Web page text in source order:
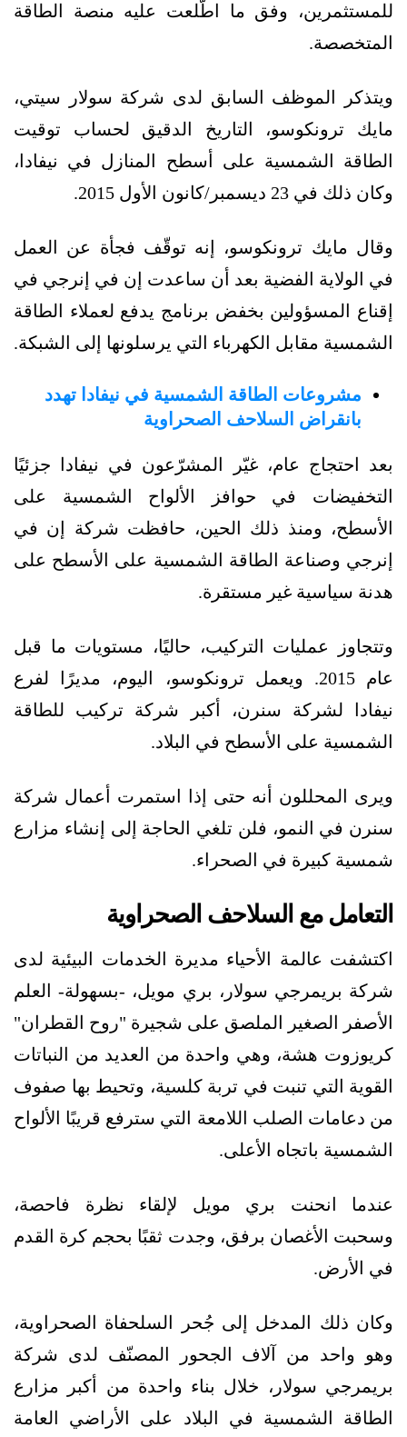
للمستثمرين، وفق ما اطّلعت عليه منصة الطاقة
المتخصصة.
ويتذكر الموظف السابق لدى شركة سولار سيتي،
مايك ترونكوسو، التاريخ الدقيق لحساب توقيت
الطاقة الشمسية على أسطح المنازل في نيفادا،
وكان ذلك في 23 ديسمبر/كانون الأول 2015.
وقال مايك ترونكوسو، إنه توقّف فجأة عن العمل
في الولاية الفضية بعد أن ساعدت إن في إنرجي في
إقناع المسؤولين بخفض برنامج يدفع لعملاء الطاقة
الشمسية مقابل الكهرباء التي يرسلونها إلى الشبكة.
مشروعات الطاقة الشمسية في نيفادا تهدد
بانقراض السلاحف الصحراوية
بعد احتجاج عام، غيّر المشرّعون في نيفادا جزئيًا
التخفيضات في حوافز الألواح الشمسية على
الأسطح، ومنذ ذلك الحين، حافظت شركة إن في
إنرجي وصناعة الطاقة الشمسية على الأسطح على
هدنة سياسية غير مستقرة.
وتتجاوز عمليات التركيب، حاليًا، مستويات ما قبل
عام 2015. ويعمل ترونكوسو، اليوم، مديرًا لفرع
نيفادا لشركة سنرن، أكبر شركة تركيب للطاقة
الشمسية على الأسطح في البلاد.
ويرى المحللون أنه حتى إذا استمرت أعمال شركة
سنرن في النمو، فلن تلغي الحاجة إلى إنشاء مزارع
شمسية كبيرة في الصحراء.
التعامل مع السلاحف الصحراوية
اكتشفت عالمة الأحياء مديرة الخدمات البيئية لدى
شركة بريمرجي سولار، بري مويل، -بسهولة- العلم
الأصفر الصغير الملصق على شجيرة "روح القطران"
كريوزوت هشة، وهي واحدة من العديد من النباتات
القوية التي تنبت في تربة كلسية، وتحيط بها صفوف
من دعامات الصلب اللامعة التي سترفع قريبًا الألواح
الشمسية باتجاه الأعلى.
عندما انحنت بري مويل لإلقاء نظرة فاحصة،
وسحبت الأغصان برفق، وجدت ثقبًا بحجم كرة القدم
في الأرض.
وكان ذلك المدخل إلى جُحر السلحفاة الصحراوية،
وهو واحد من آلاف الجحور المصنّف لدى شركة
بريمرجي سولار، خلال بناء واحدة من أكبر مزارع
الطاقة الشمسية في البلاد على الأراضي العامة